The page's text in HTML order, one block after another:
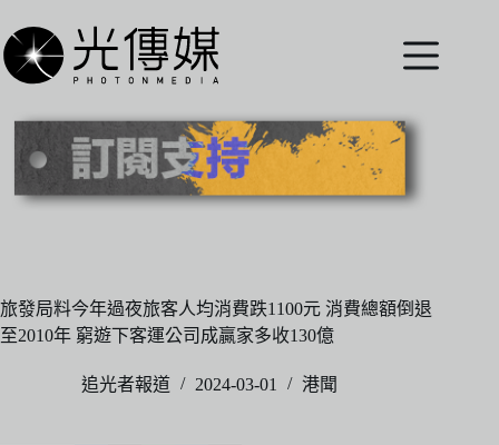
至
主
內
旅發局料今年過夜旅客人均消費跌1100元 消費總額倒退
至2010年 窮遊下客運公司成贏家多收130億
追光者報道 2024-03-01 港聞